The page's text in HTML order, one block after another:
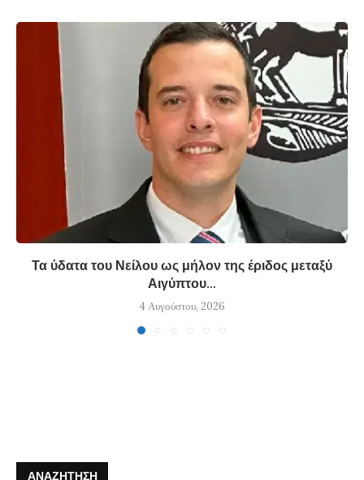
Τα ύδατα του Νείλου ως μήλον της έριδος μεταξύ
Αιγύπτου...
4 Αυγούστου, 2026
ΑΝΑΖΉΤΗΣΗ